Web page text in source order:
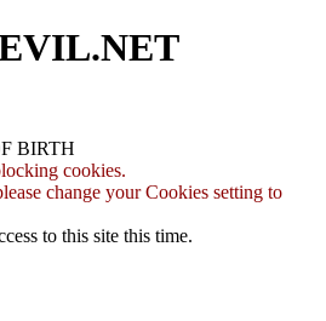
BIRTH
cookies.
change your Cookies setting to
to this site this time.